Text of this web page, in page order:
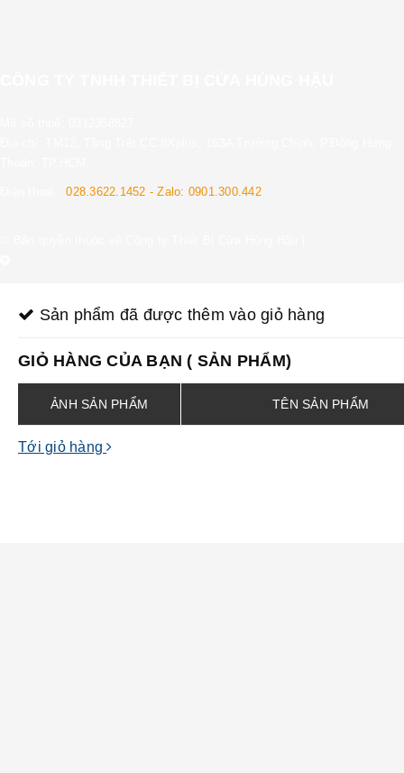
Điện thoại :028.3622.1452 - Zalo: 0901.300.442
Sản phẩm đã được thêm vào giỏ hàng
GIỎ HÀNG CỦA BẠN ( SẢN PHẨM)
ẢNH SẢN PHẨM TÊN SẢN PHẨM
Tới giỏ hàng